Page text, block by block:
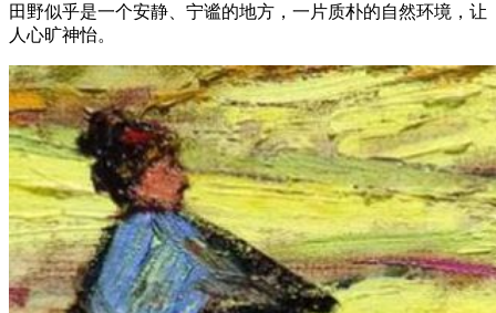
田野似乎是一个安静、宁谧的地方，一片质朴的自然环境，让
人心旷神怡。